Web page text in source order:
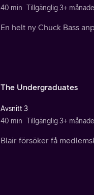
40 min Tillgänglig 3+
En helt ny Chuck Bass
The Undergraduates
Avsnitt 3
40 min Tillgänglig 3+
Blair försöker få